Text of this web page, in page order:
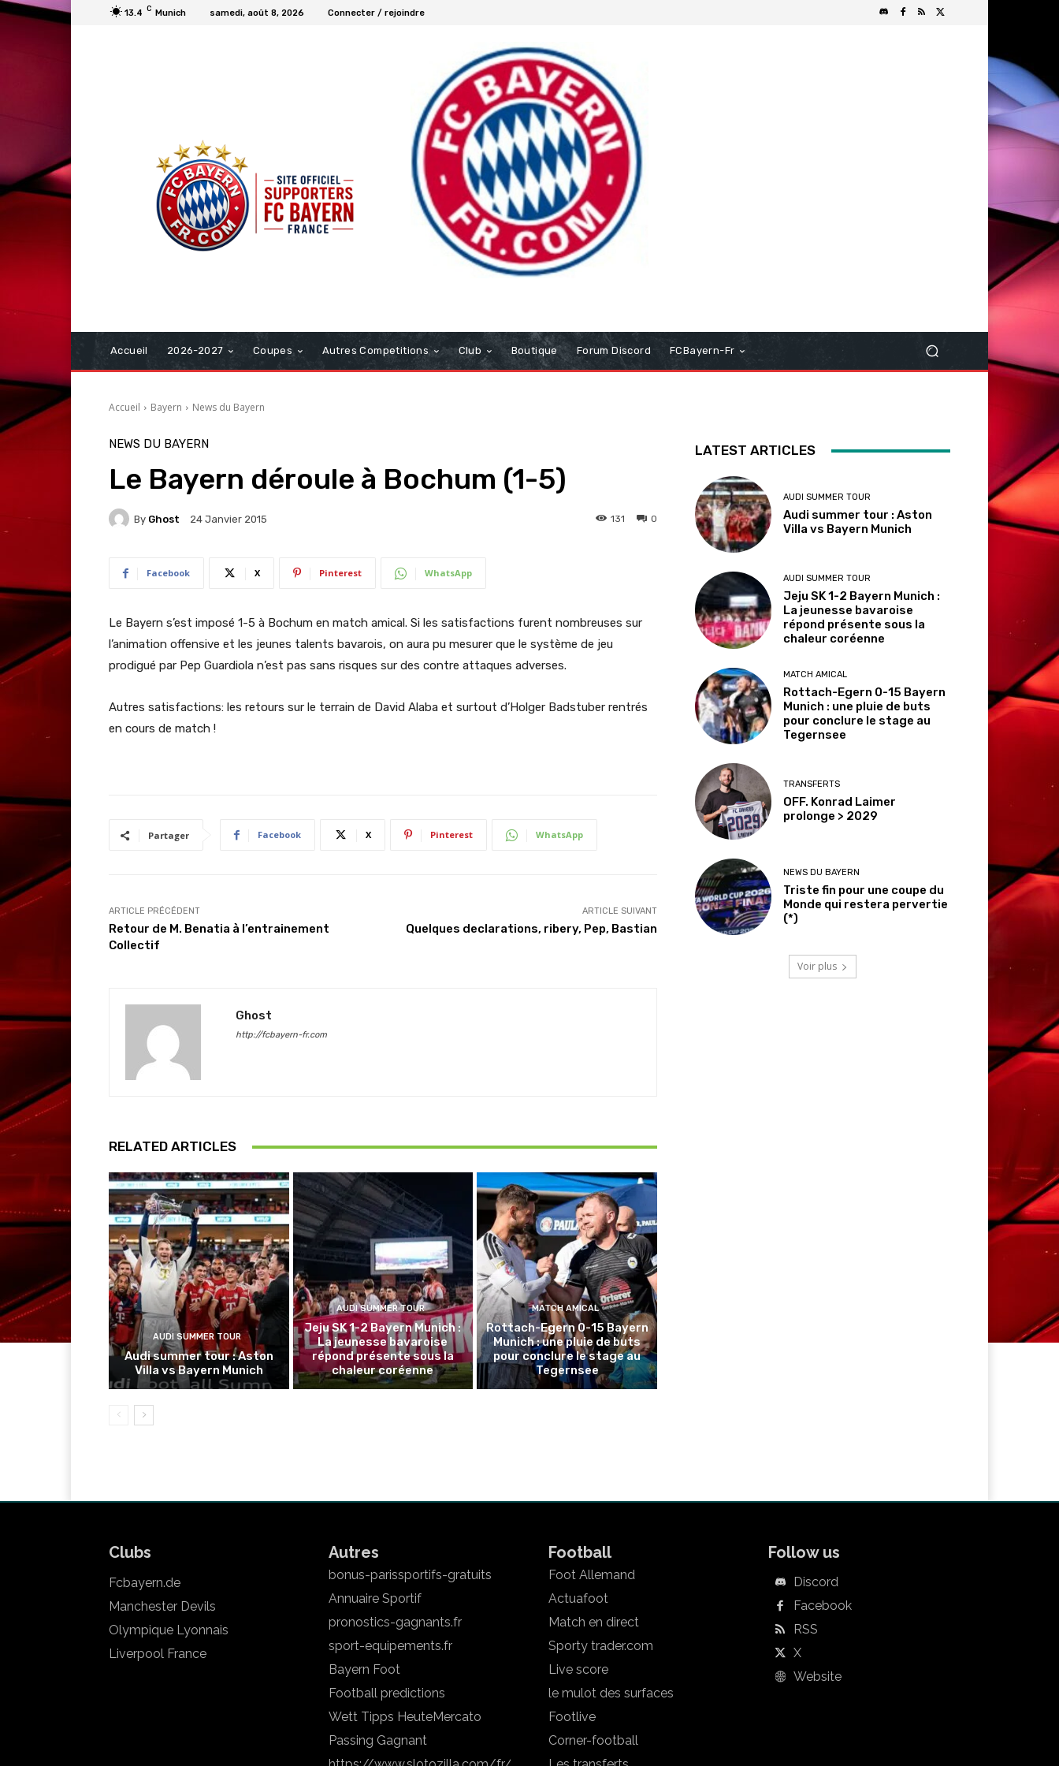
13.4 C Munich samedi, août 8, 2026 Connecter / rejoindre
Accueil 2026-2027 Coupes Autres Competitions Club Boutique Forum Discord FCBayern-Fr
Accueil Bayern News du Bayern
NEWS DU BAYERN
Le Bayern déroule à Bochum (1-5)
By Ghost 24 Janvier 2015 0
131
Facebook X Pinterest WhatsApp
Le Bayern s’est imposé 1-5 à Bochum en match amical. Si les satisfactions furent nombreuses sur
l’animation offensive et les jeunes talents bavarois, on aura pu mesurer que le système de jeu
prodigué par Pep Guardiola n’est pas sans risques sur des contre attaques adverses.
Autres satisfactions: les retours sur le terrain de David Alaba et surtout d’Holger Badstuber rentrés
en cours de match !
Partager Facebook X Pinterest WhatsApp
ARTICLE PRÉCÉDENT
Retour de M. Benatia à l’entrainement
Collectif
ARTICLE SUIVANT
Quelques declarations, ribery, Pep, Bastian
Ghost
http://fcbayern-fr.com
RELATED ARTICLES
AUDI SUMMER TOUR
Audi summer tour : Aston
Villa vs Bayern Munich
AUDI SUMMER TOUR
Jeju SK 1-2 Bayern Munich :
La jeunesse bavaroise
répond présente sous la
chaleur coréenne
MATCH AMICAL
Rottach-Egern 0-15 Bayern
Munich : une pluie de buts
pour conclure le stage au
Tegernsee
LATEST ARTICLES
AUDI SUMMER TOUR
Audi summer tour : Aston
Villa vs Bayern Munich
AUDI SUMMER TOUR
Jeju SK 1-2 Bayern Munich :
La jeunesse bavaroise
répond présente sous la
chaleur coréenne
MATCH AMICAL
Rottach-Egern 0-15 Bayern
Munich : une pluie de buts
pour conclure le stage au
Tegernsee
TRANSFERTS
OFF. Konrad Laimer
prolonge > 2029
NEWS DU BAYERN
Triste fin pour une coupe du
Monde qui restera pervertie
(*)
Voir plus
Clubs
Fcbayern.de
Manchester Devils
Olympique Lyonnais
Liverpool France
Autres
bonus-parissportifs-gratuits
Annuaire Sportif
pronostics-gagnants.fr
sport-equipements.fr
Bayern Foot
Football predictions
Wett Tipps HeuteMercato
Passing Gagnant
Football
Foot Allemand
Actuafoot
Match en direct
Sporty trader.com
Live score
le mulot des surfaces
Footlive
Corner-football
Follow us
Discord
Facebook
RSS
X
Website